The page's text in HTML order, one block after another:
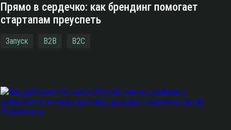
Прямо в сердечко: как брендинг помогает
стартапам преуспеть
Запуск B2B B2C